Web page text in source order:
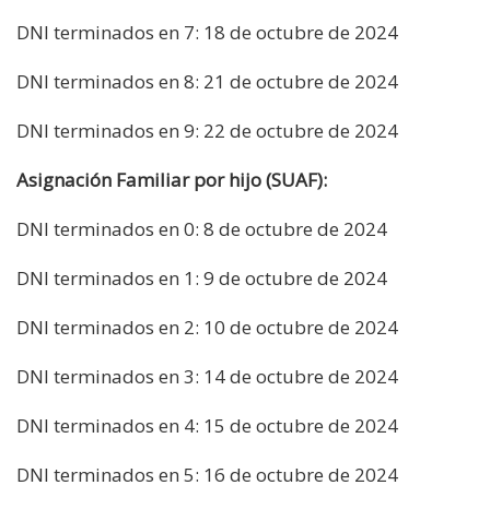
DNI terminados en 7: 18 de octubre de 2024
DNI terminados en 8: 21 de octubre de 2024
DNI terminados en 9: 22 de octubre de 2024
Asignación Familiar por hijo (SUAF):
DNI terminados en 0: 8 de octubre de 2024
DNI terminados en 1: 9 de octubre de 2024
DNI terminados en 2: 10 de octubre de 2024
DNI terminados en 3: 14 de octubre de 2024
DNI terminados en 4: 15 de octubre de 2024
DNI terminados en 5: 16 de octubre de 2024